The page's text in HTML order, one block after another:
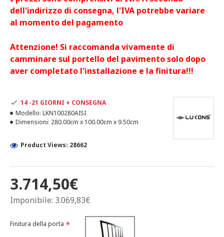
dell'indirizzo di consegna, l'IVA potrebbe variare
al momento del pagamento
Attenzione! Si raccomanda vivamente di
camminare sul portello del pavimento solo dopo
aver completato l'installazione e la finitura!!!
3.714,50€
Imponibile: 3.069,83€
14 -21 GIORNI + CONSEGNA
Modello: LKN100280AISI
Dimensioni: 280.00cm x 100.00cm x 9.50cm
Product Views: 28662
Finitura della porta